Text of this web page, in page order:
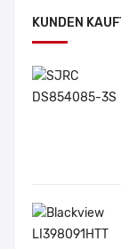
KUNDEN